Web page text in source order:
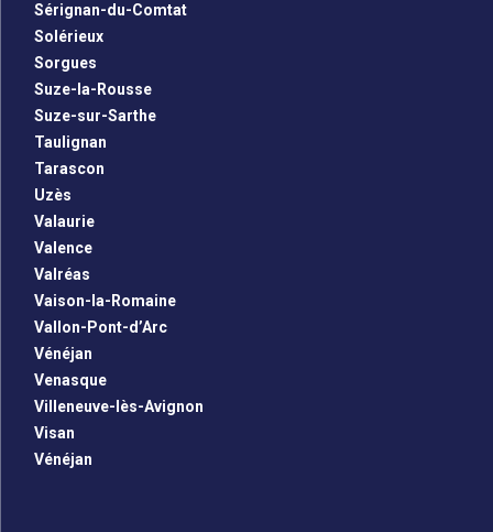
Sérignan-du-Comtat
Solérieux
Sorgues
Suze-la-Rousse
Suze-sur-Sarthe
Taulignan
Tarascon
Uzès
Valaurie
Valence
Valréas
Vaison-la-Romaine
Vallon-Pont-d’Arc
Vénéjan
Venasque
Villeneuve-lès-Avignon
Visan
Vénéjan